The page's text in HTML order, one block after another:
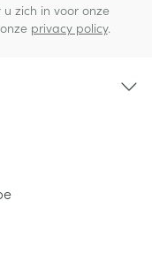
u zich in voor onze
privacy policy.